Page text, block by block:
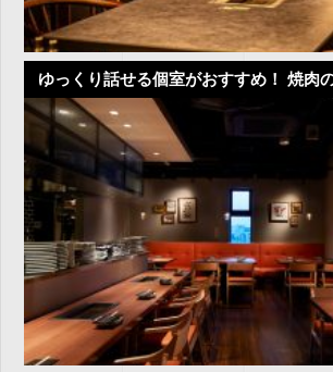
ゆっくり話せる個室がおすすめ！ 焼肉